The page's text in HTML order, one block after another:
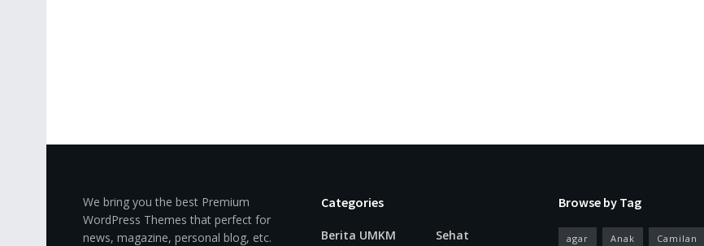
We bring you the best Premium
WordPress Themes that perfect for
news, magazine, personal blog, etc.
Categories
Berita UMKM
Sehat
Browse by Tag
agar Anak Camilan